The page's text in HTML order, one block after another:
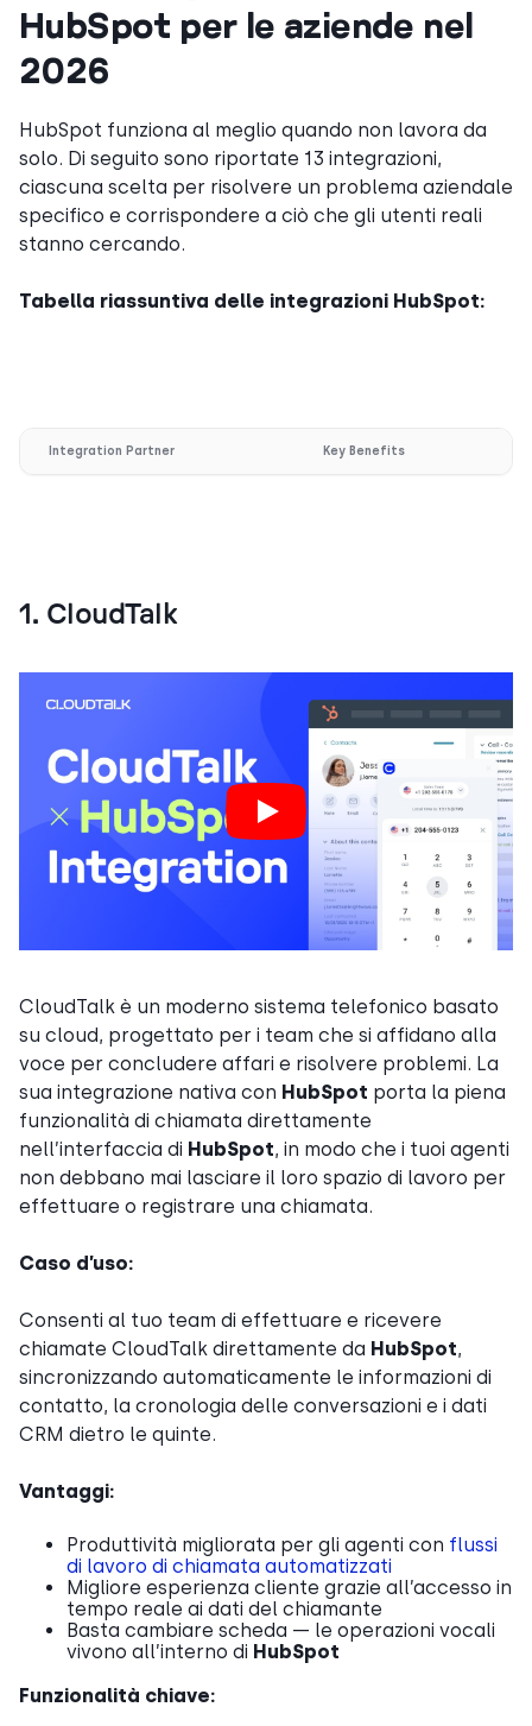
HubSpot per le aziende nel
2026
HubSpot funziona al meglio quando non lavora da
solo. Di seguito sono riportate 13 integrazioni,
ciascuna scelta per risolvere un problema aziendale
specifico e corrispondere a ciò che gli utenti reali
stanno cercando.
Tabella riassuntiva delle integrazioni HubSpot:
Integration Partner Key Benefits
1. CloudTalk
CloudTalk è un moderno sistema telefonico basato
su cloud, progettato per i team che si affidano alla
voce per concludere affari e risolvere problemi. La
sua integrazione nativa con HubSpot porta la piena
funzionalità di chiamata direttamente
nell’interfaccia di HubSpot, in modo che i tuoi agenti
non debbano mai lasciare il loro spazio di lavoro per
effettuare o registrare una chiamata.
Caso d’uso:
Consenti al tuo team di effettuare e ricevere
chiamate CloudTalk direttamente da HubSpot,
sincronizzando automaticamente le informazioni di
contatto, la cronologia delle conversazioni e i dati
CRM dietro le quinte.
Vantaggi:
Produttività migliorata per gli agenti con flussi
di lavoro di chiamata automatizzati
Migliore esperienza cliente grazie all’accesso in
tempo reale ai dati del chiamante
Basta cambiare scheda — le operazioni vocali
vivono all’interno di HubSpot
Funzionalità chiave: